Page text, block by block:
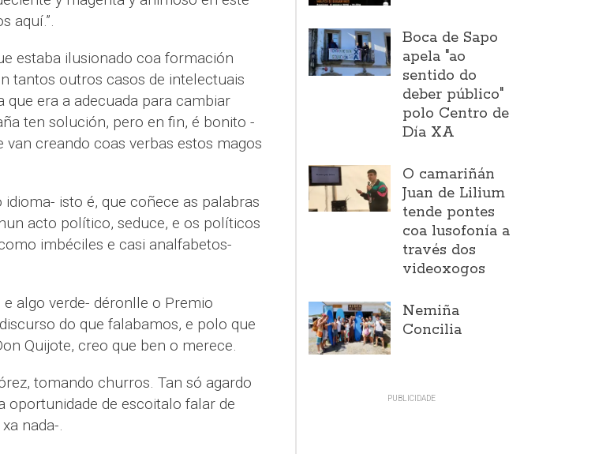
aquí.”.
estaba ilusionado coa formación
tantos outros casos de intelectuais
era a adecuada para cambiar
ten solución, pero en fin, é bonito -
van creando coas verbas estos magos
isto é, que coñece as palabras
acto político, seduce, e os políticos
imbéciles e casi analfabetos-
algo verde- déronlle o Premio
do que falabamos, e polo que
Quijote, creo que ben o merece.
tomando churros. Tan só agardo
oportunidade de escoitalo falar de
nada-.
Boca de Sapo
apela "ao
sentido do
deber público"
polo Centro de
Día XA
O camariñán
Juan de Lilium
tende pontes
coa lusofonía a
través dos
videoxogos
Nemiña
Concilia